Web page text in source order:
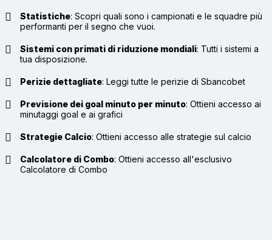
Statistiche: Scopri quali sono i campionati e le squadre più
performanti per il segno che vuoi.
Sistemi con primati di riduzione mondiali: Tutti i sistemi a
tua disposizione.
Perizie dettagliate: Leggi tutte le perizie di Sbancobet
Previsione dei goal minuto per minuto: Ottieni accesso ai
minutaggi goal e ai grafici
Strategie Calcio: Ottieni accesso alle strategie sul calcio
Calcolatore di Combo: Ottieni accesso all'esclusivo
Calcolatore di Combo